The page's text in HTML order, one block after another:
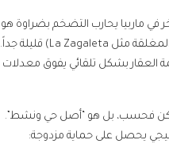
في ماربيا يحارب التضخم بضراوة هو
“الندرة”. فالأراضي المتاحة للبناء في المناطق الأكثر طلباً وفخامة (مثل الـ Golden Mile أو المجمعات السكنية المغلقة مثل La Zagaleta) قليلة جداً.
العقار بشكل تلقائي يفوق معدلات
ساكن فحسب، بل هو “أصل حي ونشط”.
يحصل على حماية مزدوجة: